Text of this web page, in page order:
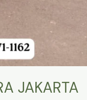
JAKARTA